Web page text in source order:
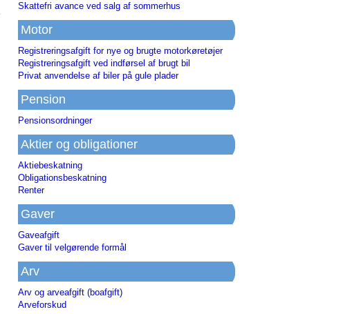
Skattefri avance ved salg af sommerhus
Motor
Registreringsafgift for nye og brugte motorkøretøjer
Registreringsafgift ved indførsel af brugt bil
Privat anvendelse af biler på gule plader
Pension
Pensionsordninger
Aktier og obligationer
Aktiebeskatning
Obligationsbeskatning
Renter
Gaver
Gaveafgift
Gaver til velgørende formål
Arv
Arv og arveafgift (boafgift)
Arveforskud